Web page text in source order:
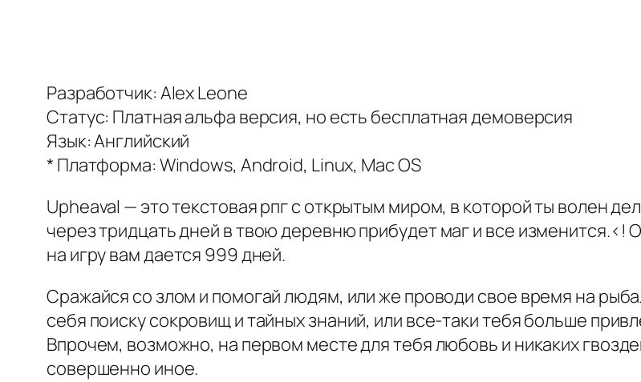
Разработчик: Alex Leone
Статус: Платная альфа версия, но есть бесплатная демоверсия
Язык: Английский
* Платформа: Windows, Android, Linux, Mac OS
Upheaval — это текстовая рпг с открытым миром, в которой ты волен
через тридцать дней в твою деревню прибудет маг и все изменится.<!
на игру вам дается 999 дней.
Сражайся со злом и помогай людям, или же проводи свое время на
себя поиску сокровищ и тайных знаний, или все-таки тебя больше
Впрочем, возможно, на первом месте для тебя любовь и никаких
совершенно иное.